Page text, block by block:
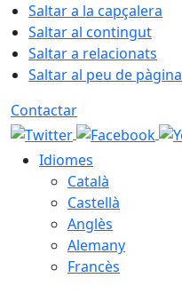
Saltar a la capçalera
Saltar al contingut
Saltar a relacionats
Saltar al peu de pàgina
Contactar
Idiomes
Català
Castellà
Anglès
Alemany
Francès